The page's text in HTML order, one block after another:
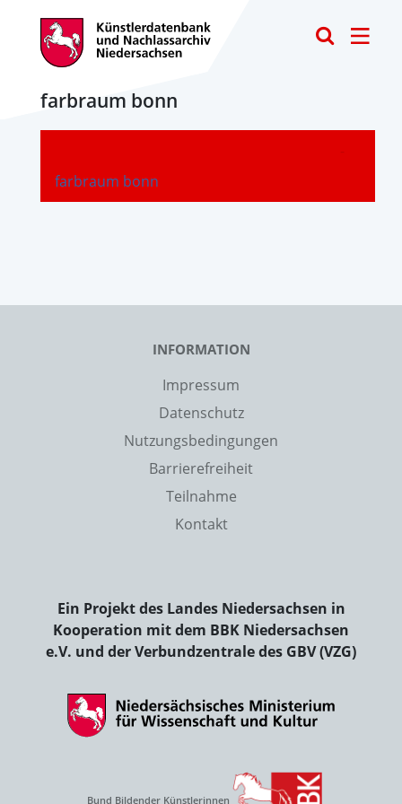
farbraum bonn
farbraum bonn
-
INFORMATION
Impressum
Datenschutz
Nutzungsbedingungen
Barrierefreiheit
Teilnahme
Kontakt
Ein Projekt des Landes Niedersachsen in
Kooperation mit dem BBK Niedersachsen
e.V. und der Verbundzentrale des GBV (VZG)
Bund Bildender Künstlerinnen